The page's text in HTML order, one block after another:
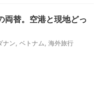
両替。空港と現地どっ
ナン ベトナム 海外旅行